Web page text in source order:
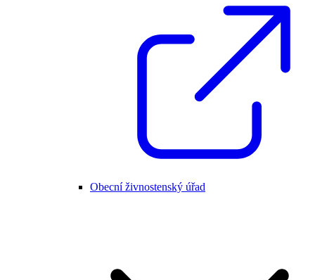
Obecní živnostenský úřad